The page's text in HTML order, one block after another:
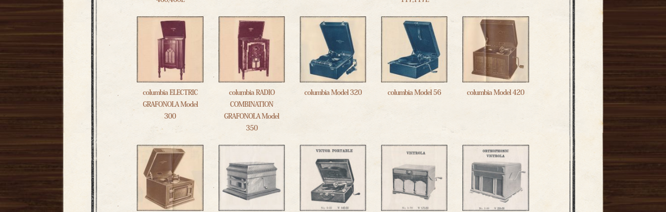
columbia ELECTRIC
GRAFONOLA Model
300
columbia RADIO
COMBINATION
GRAFONOLA Model
350
columbia Model 320 columbia Model 56 columbia Model 420